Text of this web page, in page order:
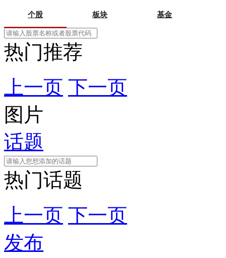
个股 板块 基金
热门推荐
上一页 下一页
图片
话题
热门话题
上一页 下一页
发布